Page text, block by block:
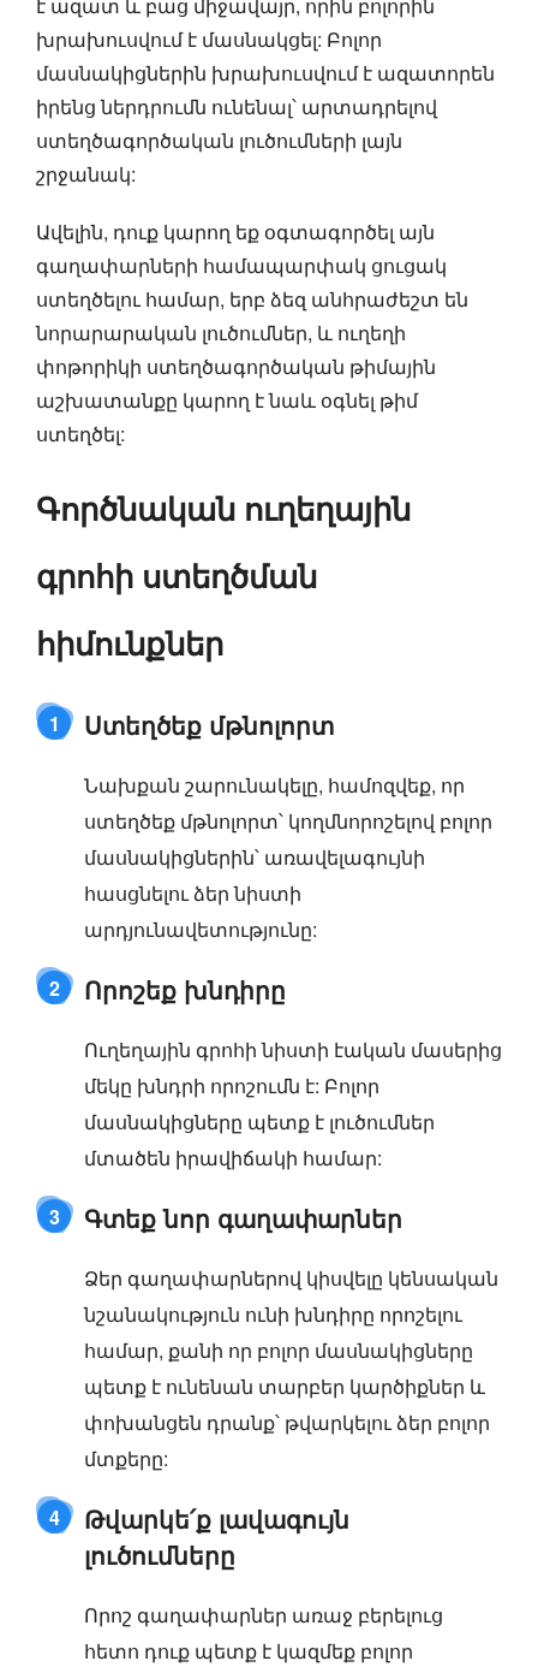
է ազատ և բաց միջավայր, որին բոլորին
խրախուսվում է մասնակցել: Բոլոր
մասնակիցներին խրախուսվում է ազատորեն
իրենց ներդրումն ունենալ՝ արտադրելով
ստեղծագործական լուծումների լայն
շրջանակ:
Ավելին, դուք կարող եք օգտագործել այն
գաղափարների համապարփակ ցուցակ
ստեղծելու համար, երբ ձեզ անհրաժեշտ են
նորարարական լուծումներ, և ուղեղի
փոթորիկի ստեղծագործական թիմային
աշխատանքը կարող է նաև օգնել թիմ
ստեղծել:
Գործնական ուղեղային
գրոհի ստեղծման
հիմունքներ
1 Ստեղծեք մթնոլորտ
Նախքան շարունակելը, համոզվեք, որ
ստեղծեք մթնոլորտ՝ կողմնորոշելով բոլոր
մասնակիցներին՝ առավելագույնի
հասցնելու ձեր նիստի
արդյունավետությունը:
2 Որոշեք խնդիրը
Ուղեղային գրոհի նիստի էական մասերից
մեկը խնդրի որոշումն է: Բոլոր
մասնակիցները պետք է լուծումներ
մտածեն իրավիճակի համար:
3 Գտեք նոր գաղափարներ
Ձեր գաղափարներով կիսվելը կենսական
նշանակություն ունի խնդիրը որոշելու
համար, քանի որ բոլոր մասնակիցները
պետք է ունենան տարբեր կարծիքներ և
փոխանցեն դրանք՝ թվարկելու ձեր բոլոր
մտքերը:
4
Թվարկե՛ք լավագույն
լուծումները
Որոշ գաղափարներ առաջ բերելուց
հետո դուք պետք է կազմեք բոլոր